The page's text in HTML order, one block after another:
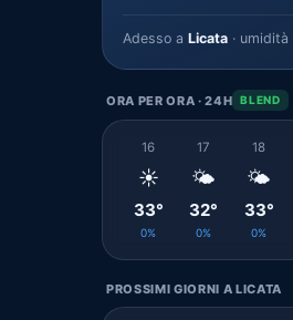
Adesso a Licata ·
ORA PER ORA · 24H BLEND
16
☀️
33°
0%
17
🌤️
32°
0%
18
🌤️
33°
0%
PROSSIMI GIORNI A LICATA